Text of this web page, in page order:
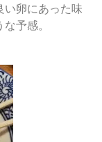
い卵にあった味
予感。